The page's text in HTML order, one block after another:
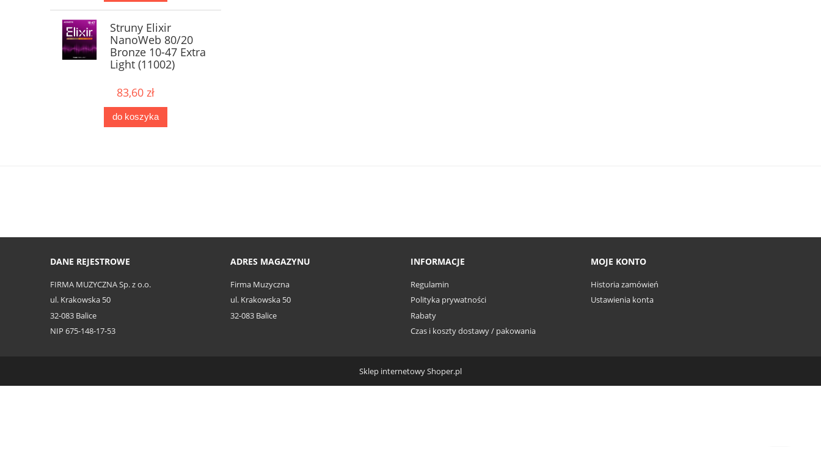
Struny Elixir
NanoWeb 80/20
Bronze 10-47 Extra
Light (11002)
83,60 zł
do koszyka
DANE REJESTROWE
FIRMA MUZYCZNA Sp. z o.o.
ul. Krakowska 50
32-083 Balice
NIP 675-148-17-53
ADRES MAGAZYNU
Firma Muzyczna
ul. Krakowska 50
32-083 Balice
INFORMACJE
Regulamin
Polityka prywatności
Rabaty
Czas i koszty dostawy / pakowania
MOJE KONTO
Historia zamówień
Ustawienia konta
Sklep internetowy Shoper.pl